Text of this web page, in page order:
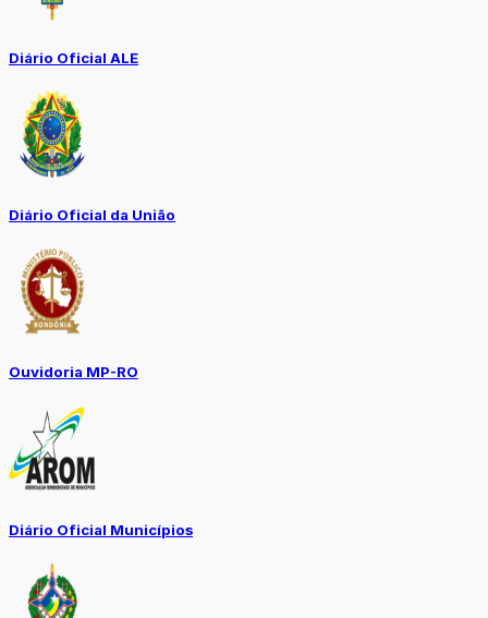
Diário Oficial ALE
Diário Oficial da União
Ouvidoria MP-RO
Diário Oficial Municípios